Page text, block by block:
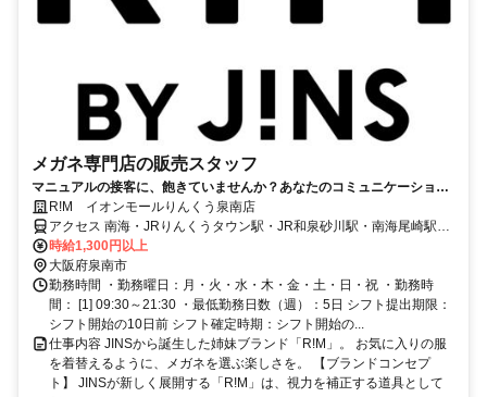
メガネ専門店の販売スタッフ
マニュアルの接客に、飽きていませんか？あなたのコミュニケーション
力・提案力を活かし、「特別な1本」のご提供を。
R!M イオンモールりんくう泉南店
アクセス 南海・JRりんくうタウン駅・JR和泉砂川駅・南海尾崎駅よ
りバスで12分～17分
時給1,300円以上
大阪府泉南市
勤務時間 ・勤務曜日：月・火・水・木・金・土・日・祝 ・勤務時
間： [1] 09:30～21:30 ・最低勤務日数（週）：5日 シフト提出期限：
シフト開始の10日前 シフト確定時期：シフト開始の...
仕事内容 JINSから誕生した姉妹ブランド「R!M」。 お気に入りの服
を着替えるように、メガネを選ぶ楽しさを。 【ブランドコンセプ
ト】 JINSが新しく展開する「R!M」は、視力を補正する道具として